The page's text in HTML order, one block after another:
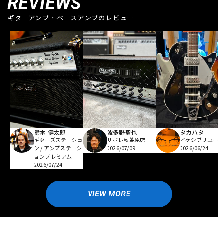
ギターアンプ・ベースアンプのレビュー
鈴木 健太郎
ギターズステーショ
ン / アンプステーシ
ョンプレミアム
2026/07/24
波多野聖也
リボレ秋葉原店
2026/07/09
タカハタ
イケシブリユ
2026/06/24
VIEW MORE